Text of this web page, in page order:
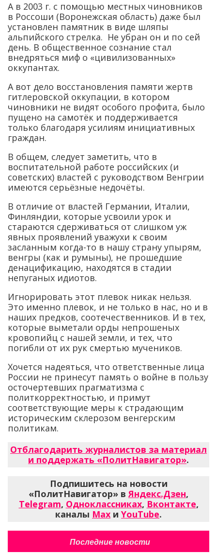
А в 2003 г. с помощью местных чиновников
в Россоши (Воронежская область) даже был
установлен памятник в виде шляпы
альпийского стрелка. Не убран он и по сей
день. В общественное сознание стал
внедряться миф о «цивилизованных»
оккупантах.
А вот дело восстановления памяти жертв
гитлеровской оккупации, в котором
чиновники не видят особого профита, было
пущено на самотёк и поддерживается
только благодаря усилиям инициативных
граждан.
В общем, следует заметить, что в
воспитательной работе российских (и
советских) властей с руководством Венгрии
имеются серьёзные недочёты.
В отличие от властей Германии, Италии,
Финляндии, которые усвоили урок и
стараются сдерживаться от слишком уж
явных проявлений уважухи к своим
засланным когда-то в нашу страну упырям,
венгры (как и румыны), не прошедшие
денацификацию, находятся в стадии
непуганых идиотов.
Игнорировать этот плевок никак нельзя.
Это именно плевок, и не только в нас, но и в
наших предков, соотечественников. И в тех,
которые выметали орды непрошеных
кровопийц с нашей земли, и тех, что
погибли от их рук смертью мучеников.
Хочется надеяться, что ответственные лица
России не принесут память о войне в пользу
осточертевших прагматизма с
политкорректностью, и примут
соответствующие меры к страдающим
историческим склерозом венгерским
политикам.
Отблагодарить журналистов за материал
и поддержать «ПолитНавигатор».
Подпишитесь на новости
«ПолитНавигатор» вЯндекс.Дзен,
Telegram, Одноклассниках, Вконтакте,
каналы Max и YouTube.
Последние новости